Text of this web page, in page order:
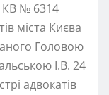
КВ № 6314
міста Києва
Головою
І.В. 24
адвокатів